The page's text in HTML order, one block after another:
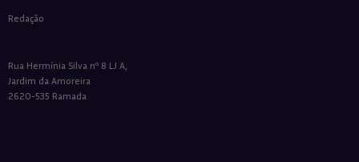
Redação
Rua Hermínia Silva nº 8 LJ A,
Jardim da Amoreira
2620-535 Ramada